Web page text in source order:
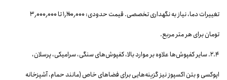
تغییرات دما، نیاز به نگهداری تخصصی. قیمت حدودی: ۱٬۲۰۰٬۰۰۰ تا ۳٬۰۰۰٬۰۰۰
تومان برای هر متر مربع.
۲.۴. سایر کفپوش‌ها علاوه بر موارد بالا، کفپوش‌های سنگی، سرامیکی، پرسلان،
اپوکسی و بتن اکسپوز نیز گزینه‌هایی برای فضاهای خاص (مانند حمام، آشپزخانه